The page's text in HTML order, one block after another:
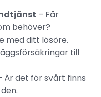
– Får
behöver?
med ditt lösöre.
till
Är det för svårt finns